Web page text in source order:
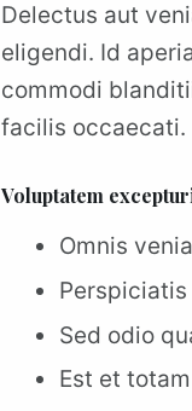
Delectus aut
eligendi. Id
commodi
facilis occaecati.
Voluptatem
Omnis
Perspiciatis
Sed odio
Est et